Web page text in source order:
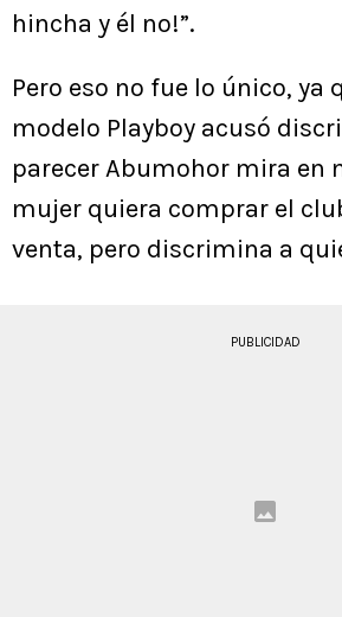
hincha y él no!”.
Pero eso no fue lo único, ya
modelo Playboy acusó
parecer Abumohor mira en
mujer quiera comprar el
venta, pero discrimina a
PUBLICIDAD